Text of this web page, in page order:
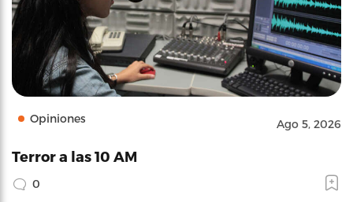
Opiniones Ago 5, 2026
Terror a las 10 AM
0